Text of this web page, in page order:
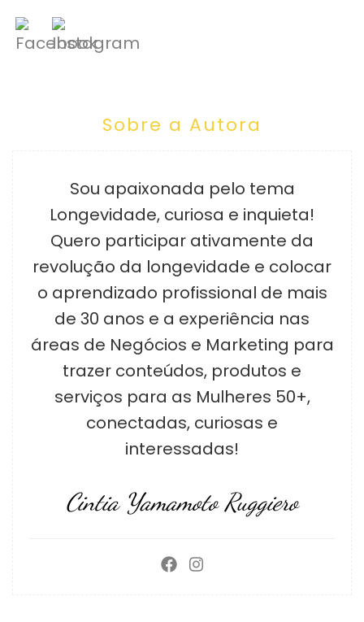
Sobre a Autora
Sou apaixonada pelo tema
Longevidade, curiosa e inquieta!
Quero participar ativamente da
revolução da longevidade e colocar
o aprendizado profissional de mais
de 30 anos e a experiência nas
áreas de Negócios e Marketing para
trazer conteúdos, produtos e
serviços para as Mulheres 50+,
conectadas, curiosas e
interessadas!
Cintia Yamamoto Ruggiero